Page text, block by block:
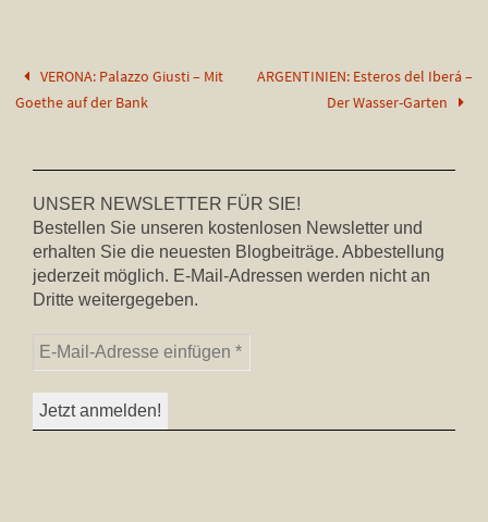
VERONA: Palazzo Giusti – Mit
Goethe auf der Bank
ARGENTINIEN: Esteros del Iberá –
Der Wasser-Garten
UNSER NEWSLETTER FÜR SIE!
Bestellen Sie unseren kostenlosen Newsletter und
erhalten Sie die neuesten Blogbeiträge. Abbestellung
jederzeit möglich. E-Mail-Adressen werden nicht an
Dritte weitergegeben.